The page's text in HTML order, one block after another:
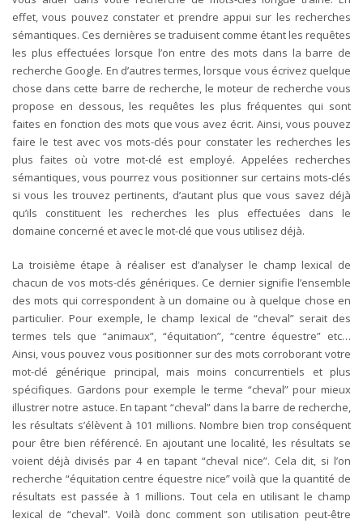
effet, vous pouvez constater et prendre appui sur les recherches
sémantiques. Ces dernières se traduisent comme étant les requêtes
les plus effectuées lorsque l’on entre des mots dans la barre de
recherche Google. En d’autres termes, lorsque vous écrivez quelque
chose dans cette barre de recherche, le moteur de recherche vous
propose en dessous, les requêtes les plus fréquentes qui sont
faites en fonction des mots que vous avez écrit. Ainsi, vous pouvez
faire le test avec vos mots-clés pour constater les recherches les
plus faites où votre mot-clé est employé. Appelées recherches
sémantiques, vous pourrez vous positionner sur certains mots-clés
si vous les trouvez pertinents, d’autant plus que vous savez déjà
qu’ils constituent les recherches les plus effectuées dans le
domaine concerné et avec le mot-clé que vous utilisez déjà.
La troisième étape à réaliser est d’analyser le champ lexical de
chacun de vos mots-clés génériques. Ce dernier signifie l’ensemble
des mots qui correspondent à un domaine ou à quelque chose en
particulier. Pour exemple, le champ lexical de “cheval” serait des
termes tels que “animaux”, “équitation”, “centre équestre” etc…
Ainsi, vous pouvez vous positionner sur des mots corroborant votre
mot-clé générique principal, mais moins concurrentiels et plus
spécifiques. Gardons pour exemple le terme “cheval” pour mieux
illustrer notre astuce. En tapant “cheval” dans la barre de recherche,
les résultats s’élèvent à 101 millions. Nombre bien trop conséquent
pour être bien référencé. En ajoutant une localité, les résultats se
voient déjà divisés par 4 en tapant “cheval nice”. Cela dit, si l’on
recherche “équitation centre équestre nice” voilà que la quantité de
résultats est passée à 1 millions. Tout cela en utilisant le champ
lexical de “cheval”. Voilà donc comment son utilisation peut-être